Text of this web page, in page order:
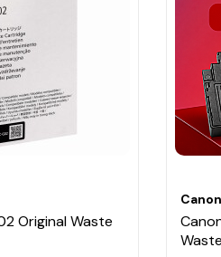
Original Waste
Canon